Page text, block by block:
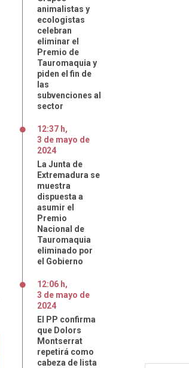
animalistas y
ecologistas
celebran
eliminar el
Premio de
Tauromaquia y
piden el fin de
las
subvenciones al
sector
12:37 h,
3 de mayo de
2024
La Junta de
Extremadura se
muestra
dispuesta a
asumir el
Premio
Nacional de
Tauromaquia
eliminado por
el Gobierno
12:06 h,
3 de mayo de
2024
El PP confirma
que Dolors
Montserrat
repetirá como
cabeza de lista